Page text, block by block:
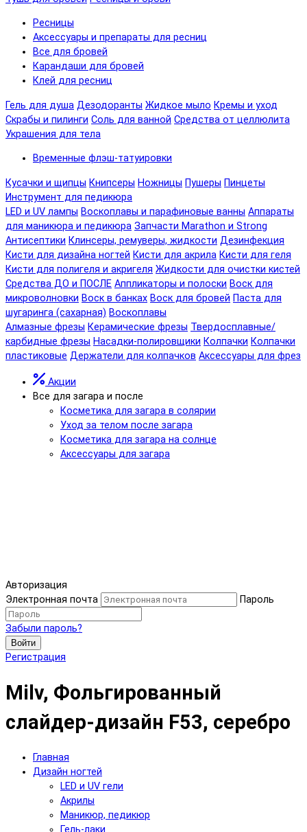
Ресницы
Аксессуары и препараты для ресниц
Все для бровей
Карандаши для бровей
Клей для ресниц
Гель для душа Дезодоранты Жидкое мыло Кремы и уход
Скрабы и пилинги Соль для ванной Средства от целлюлита
Украшения для тела
Временные флэш-татуировки
Кусачки и щипцы Книпсеры Ножницы Пушеры Пинцеты
Инструмент для педикюра
LED и UV лампы Воскоплавы и парафиновые ванны Аппараты
для маникюра и педикюра Запчасти Marathon и Strong
Антисептики Клинсеры, ремуверы, жидкости Дезинфекция
Кисти для дизайна ногтей Кисти для акрила Кисти для геля
Кисти для полигеля и акригеля Жидкости для очистки кистей
Средства ДО и ПОСЛЕ Аппликаторы и полоски Воск для
микроволновки Воск в банках Воск для бровей Паста для
шугаринга (сахарная) Воскоплавы
Алмазные фрезы Керамические фрезы Твердосплавные/
карбидные фрезы Насадки-полировщики Колпачки Колпачки
пластиковые Держатели для колпачков Аксессуары для фрез
Акции
Все для загара и после
Косметика для загара в солярии
Уход за телом после загара
Косметика для загара на солнце
Аксессуары для загара
Авторизация
Электронная почта
Пароль
Забыли пароль?
Войти
Регистрация
Milv, Фольгированный
слайдер-дизайн F53, серебро
Главная
Дизайн ногтей
LED и UV гели
Акрилы
Маникюр, педикюр
Гель-лаки